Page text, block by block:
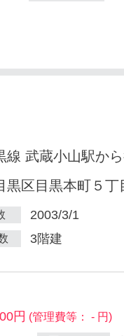
線 武蔵小山駅か
黒区目黒本町５丁
2003/3/1
3階建
円 (管理費等： - 円)